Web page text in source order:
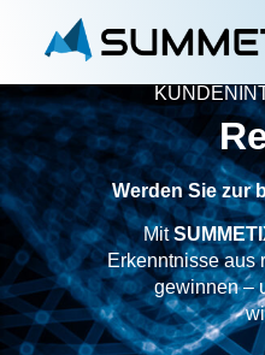
Werden Sie zur
Mit
Erkenntnisse aus
gewinnen –